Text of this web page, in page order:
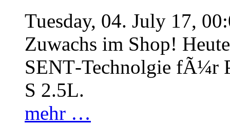
Tuesday, 04. July 17,
Zuwachs im Shop!
SENT‐Technolgie fÃ¼r
S 2.5L.
mehr …